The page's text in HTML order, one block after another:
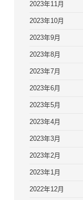
2023年11月
2023年10月
2023年9月
2023年8月
2023年7月
2023年6月
2023年5月
2023年4月
2023年3月
2023年2月
2023年1月
2022年12月